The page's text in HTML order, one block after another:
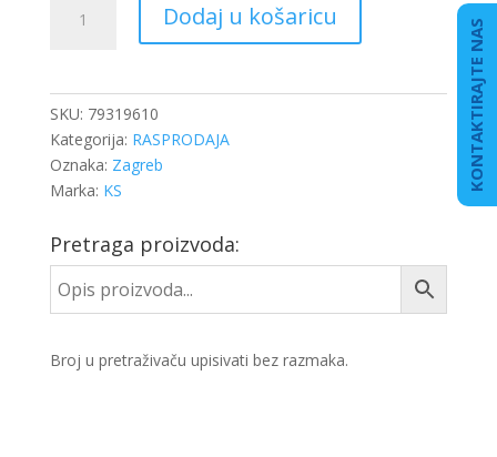
LETEĆI
količina
Dodaj u košaricu
SKU: 79319610
Kategorija: RASPRODAJA
Oznaka: Zagreb
Marka: KS
Pretraga proizvoda:
Broj u pretraživaču upisivati bez razmaka.
KONTAKTIRAJTE NAS